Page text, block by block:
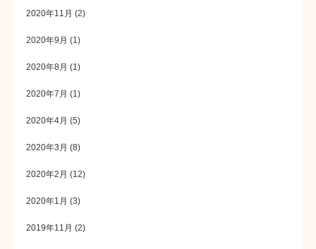
2020年11月 (2)
2020年9月 (1)
2020年8月 (1)
2020年7月 (1)
2020年4月 (5)
2020年3月 (8)
2020年2月 (12)
2020年1月 (3)
2019年11月 (2)